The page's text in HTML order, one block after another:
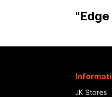
JK Stores